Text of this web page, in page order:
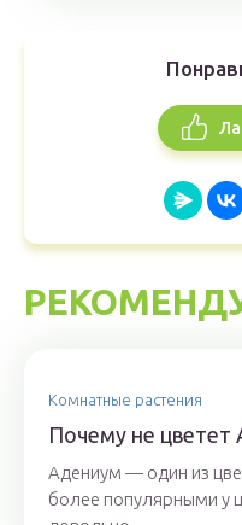
Комнатные растения
Почему не
Адениум — один из
более популярными у